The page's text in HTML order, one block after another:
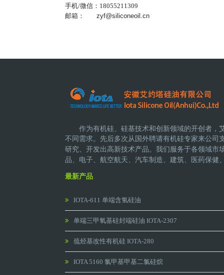
手机/微信：18055211309
邮箱： zyf@siliconeoil.cn
作为有机硅、硅基技术和创新领域的开创者，
不同需求。先后多次从国外聘请有机硅专家来公司
研究、开发出高新技术产品。 我们服务于各领域市
品、电子、航空航天、汽车制造、建筑、医药保健
最新产品
IOTA-611 单端含氢硅油
单端三甲氧基硅封端硅油 IOTA-2307
巯烃基改性有机硅 IOTA-280
IOTA 5160 氯甲基甲基二氯硅烷